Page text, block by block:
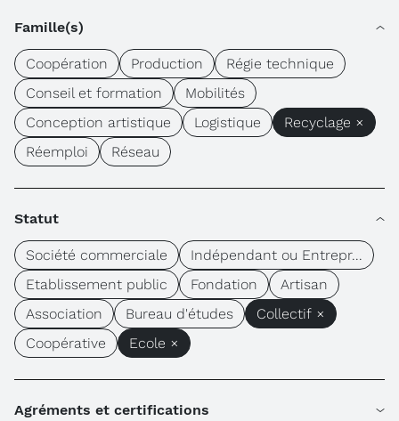
Famille(s)
Coopération Production
Régie technique
Conseil et formation
Mobilités
Conception artistique
Logistique
Recyclage ×
Réemploi
Réseau
Statut
Société commerciale
Indépendant ou Entrepr...
Etablissement public
Fondation
Artisan
Association
Bureau d'études
Collectif ×
Coopérative
Ecole ×
Agréments et certifications